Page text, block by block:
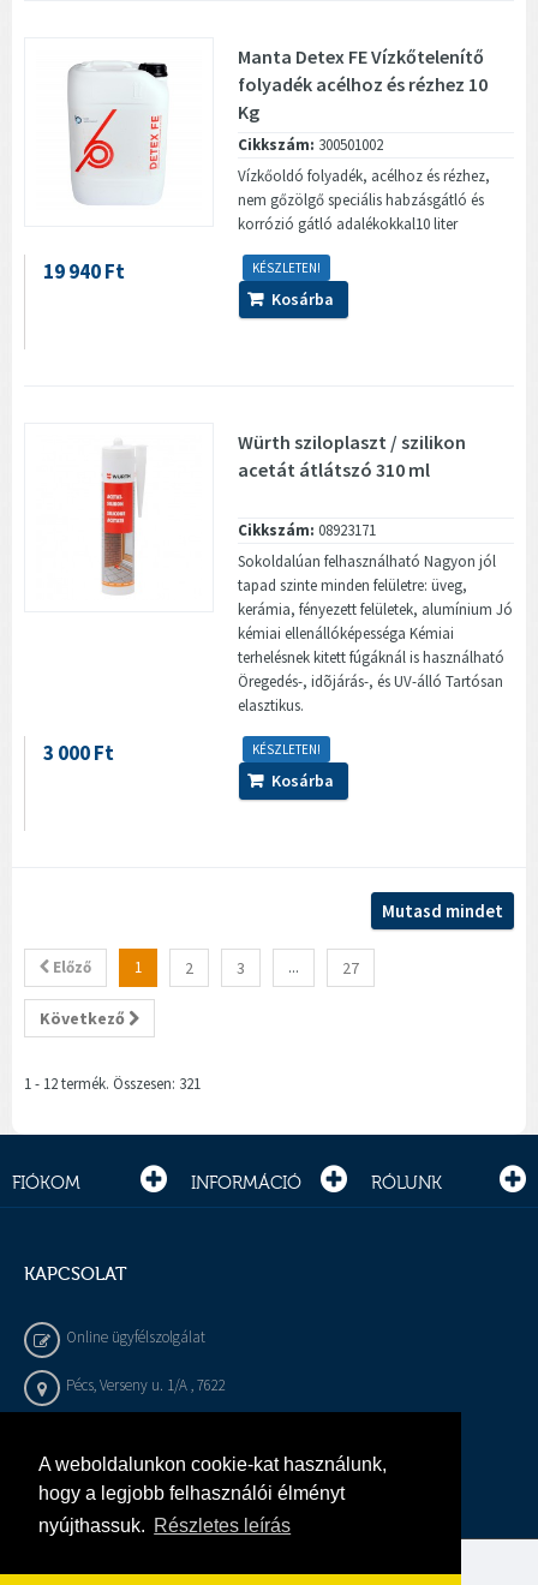
A weboldalunkon cookie-kat használunk,
hogy a legjobb felhasználói élményt
nyújthassuk. Részletes leírás
Manta Detex FE Vízkőtelenítő
folyadék acélhoz és rézhez 10
Kg
Cikkszám: 300501002
Vízkőoldó folyadék, acélhoz és rézhez,
nem gőzölgő speciális habzásgátló és
korrózió gátló adalékokkal10 liter
KÉSZLETEN!
19 940 Ft
Kosárba
Würth sziloplaszt / szilikon
acetát átlátszó 310 ml
Cikkszám: 08923171
Sokoldalúan felhasználható Nagyon jól
tapad szinte minden felületre: üveg,
kerámia, fényezett felületek, alumínium Jó
kémiai ellenállóképességa Kémiai
terhelésnek kitett fúgáknál is használható
Öregedés-, idõjárás-, és UV-álló Tartósan
elasztikus.
KÉSZLETEN!
3 000 Ft
Kosárba
Mutasd mindet
Előző 1 2 3 ... 27
Következő
1 - 12 termék. Összesen: 321
FIÓKOM INFORMÁCIÓ RÓLUNK
KAPCSOLAT
Online ügyfélszolgálat
Pécs, Verseny u. 1/A , 7622
info@gepeszbolt.hu
Árukereső, a hiteles vásárlási kalauz